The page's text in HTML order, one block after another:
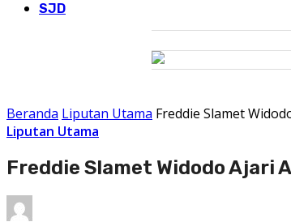
SJD
Beranda Liputan Utama Freddie Slamet
Liputan Utama
Freddie Slamet Widodo Ajari